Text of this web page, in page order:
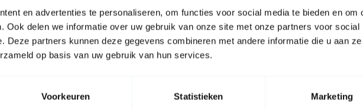
en advertenties te personaliseren, om functies voor social media te bieden en om
Ook delen we informatie over uw gebruik van onze site met onze partners voor social
Deze partners kunnen deze gegevens combineren met andere informatie die u aan
op basis van uw gebruik van hun services.
Voorkeuren Statistieken Marketing
het vangmoment